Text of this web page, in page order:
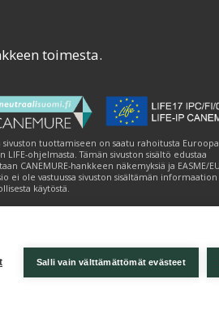
Salli vain välttämättömät evästeet
toimesta.
sivuston tuottamiseen on saatu rahoitusta
LIFE-ohjelmasta. Tämän sivuston sisältö edustaa
CANEMURE-hankkeen näkemyksiä ja EASME/
ei ole vastuussa sivuston sisältämän informaation
käytöstä.